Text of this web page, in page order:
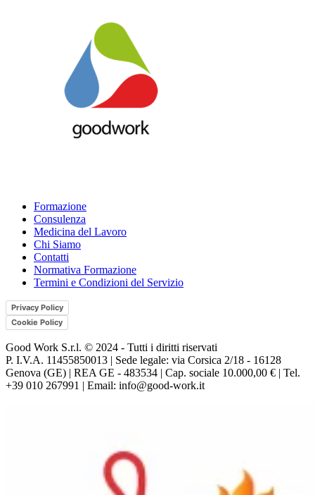
Formazione
Consulenza
Medicina del Lavoro
Chi Siamo
Contatti
Normativa Formazione
Termini e Condizioni del Servizio
Privacy Policy
Cookie Policy
Good Work S.r.l. © 2024 - Tutti i diritti riservati
P. I.V.A. 11455850013 | Sede legale: via Corsica 2/18 - 16128
Genova (GE) | REA GE - 483534 | Cap. sociale 10.000,00 € | Tel.
+39 010 267991 | Email: info@good-work.it